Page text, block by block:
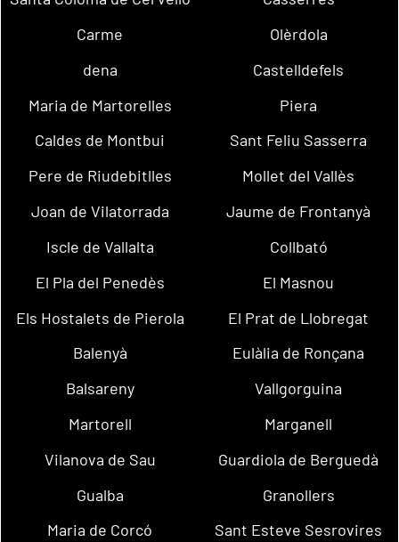
Carme
Olèrdola
dena
Castelldefels
Maria de Martorelles
Piera
Caldes de Montbui
Sant Feliu Sasserra
Pere de Riudebitlles
Mollet del Vallès
Joan de Vilatorrada
Jaume de Frontanyà
Iscle de Vallalta
Collbató
El Pla del Penedès
El Masnou
Els Hostalets de Pierola
El Prat de Llobregat
Balenyà
Eulàlia de Ronçana
Balsareny
Vallgorguina
Martorell
Marganell
Vilanova de Sau
Guardiola de Berguedà
Gualba
Granollers
Maria de Corcó
Sant Esteve Sesrovires